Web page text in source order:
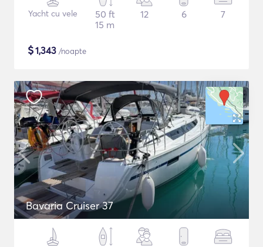
Yacht cu vele
50 ft
15 m
12 6 7
$1,343 /noapte
Bavaria Cruiser 37